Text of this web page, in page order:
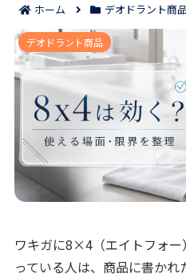
ホーム デオドラント商
ワキガに8×4（エイトフォ
場面と限界が
デオドラント商品
ワキガに8×4（エイトフォ
っている人は、商品に書か